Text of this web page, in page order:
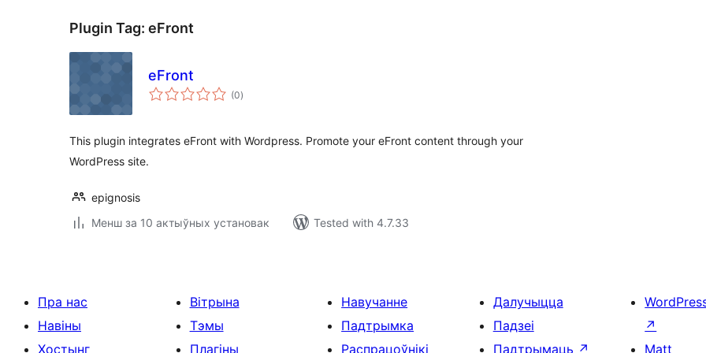
Plugin Tag: eFront
eFront
(0total
ratings
)
This plugin integrates eFront with Wordpress. Promote your eFront content through your
WordPress site.
epignosis
Менш за 10 актыўных установак
Tested with 4.7.33
Пра нас
Навіны
Хостынг
Вітрына
Тэмы
Плагіны
Навучанне
Падтрымка
Распрацоўнікі
Далучыцца
Падзеі
Падтрымаць ↗
↗
Matt